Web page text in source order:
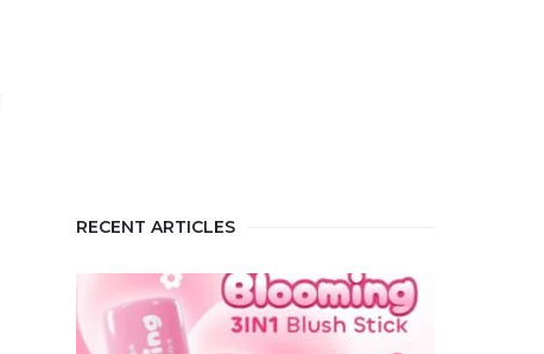
RECENT ARTICLES